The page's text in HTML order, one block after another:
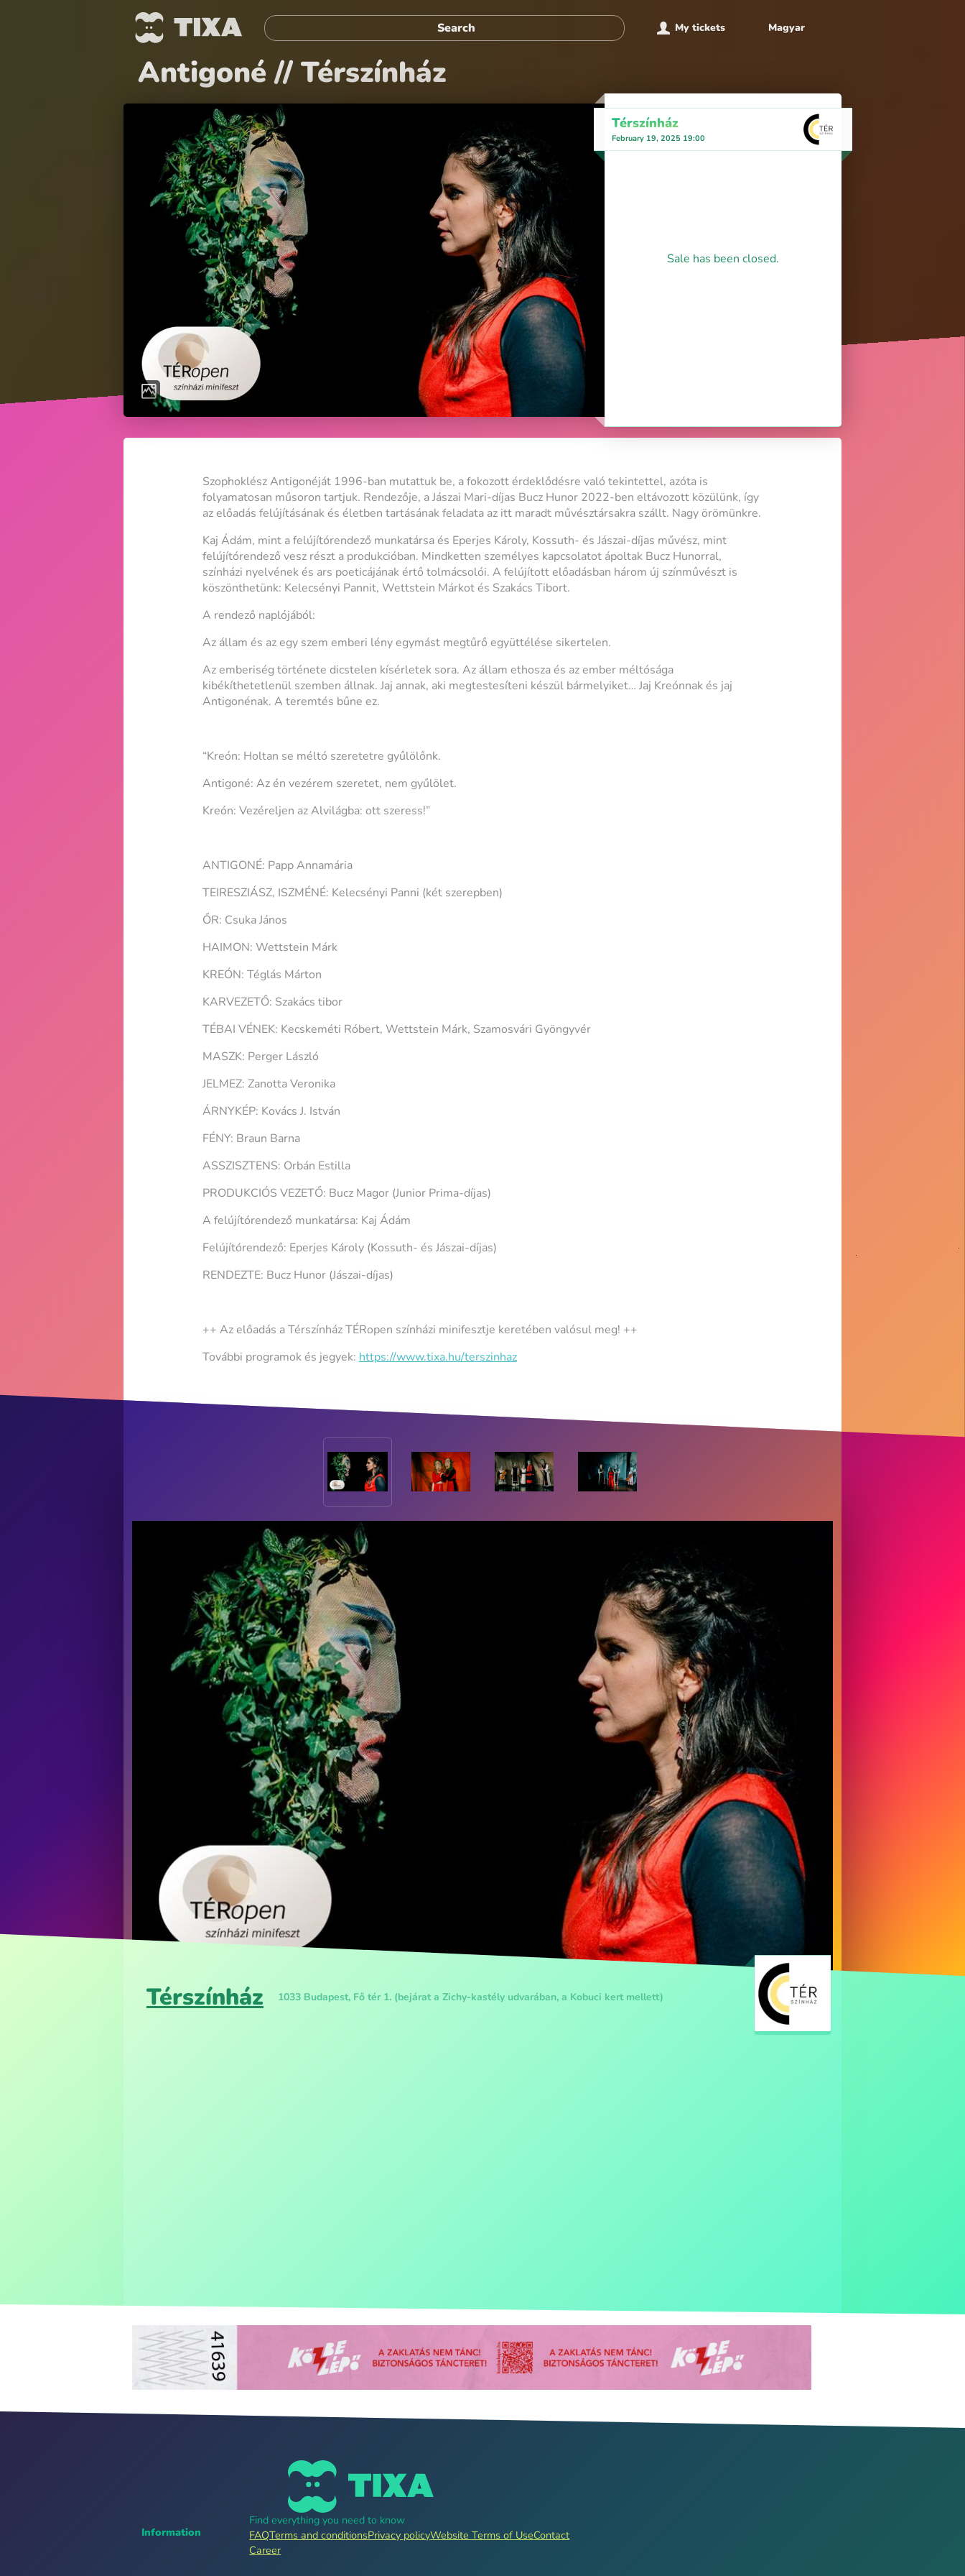
My tickets Magyar
Antigoné // Térszínház
Térszínház
February 19, 2025 19:00
Sale has been closed.
Szophoklész Antigonéját 1996-ban mutattuk be, a fokozott érdeklődésre való tekintettel, azóta is
folyamatosan műsoron tartjuk. Rendezője, a Jászai Mari-díjas Bucz Hunor 2022-ben eltávozott közülünk, így
az előadás felújításának és életben tartásának feladata az itt maradt művésztársakra szállt. Nagy örömünkre.
Kaj Ádám, mint a felújítórendező munkatársa és Eperjes Károly, Kossuth- és Jászai-díjas művész, mint
felújítórendező vesz részt a produkcióban. Mindketten személyes kapcsolatot ápoltak Bucz Hunorral,
színházi nyelvének és ars poeticájának értő tolmácsolói. A felújított előadásban három új színművészt is
köszönthetünk: Kelecsényi Pannit, Wettstein Márkot és Szakács Tibort.
A rendező naplójából:
Az állam és az egy szem emberi lény egymást megtűrő együttélése sikertelen.
Az emberiség története dicstelen kísérletek sora. Az állam ethosza és az ember méltósága
kibékíthetetlenül szemben állnak. Jaj annak, aki megtestesíteni készül bármelyiket… Jaj Kreónnak és jaj
Antigonénak. A teremtés bűne ez.
“Kreón: Holtan se méltó szeretetre gyűlölőnk.
Antigoné: Az én vezérem szeretet, nem gyűlölet.
Kreón: Vezéreljen az Alvilágba: ott szeress!”
ANTIGONÉ: Papp Annamária
TEIRESZIÁSZ, ISZMÉNÉ: Kelecsényi Panni (két szerepben)
ŐR: Csuka János
HAIMON: Wettstein Márk
KREÓN: Téglás Márton
KARVEZETŐ: Szakács tibor
TÉBAI VÉNEK: Kecskeméti Róbert, Wettstein Márk, Szamosvári Gyöngyvér
MASZK: Perger László
JELMEZ: Zanotta Veronika
ÁRNYKÉP: Kovács J. István
FÉNY: Braun Barna
ASSZISZTENS: Orbán Estilla
PRODUKCIÓS VEZETŐ: Bucz Magor (Junior Prima-díjas)
A felújítórendező munkatársa: Kaj Ádám
Felújítórendező: Eperjes Károly (Kossuth- és Jászai-díjas)
RENDEZTE: Bucz Hunor (Jászai-díjas)
++ Az előadás a TérszínházTÉRopen színházi minifesztje keretében valósul meg! ++
További programok és jegyek: https://www.tixa.hu/terszinhaz
Térszínház 1033 Budapest, Fő tér 1. (bejárat a Zichy-kastély udvarában, a Kobuci kert mellett)
Information
Find everything you need to know
FAQTerms and conditionsPrivacy policyWebsite Terms of UseContact
Career